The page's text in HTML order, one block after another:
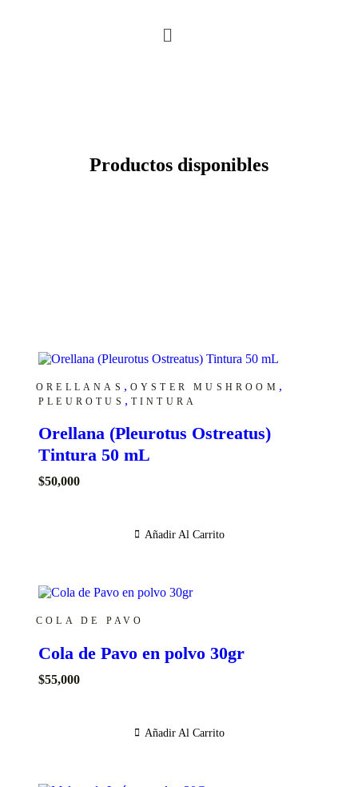
Menú
Productos disponibles
ORELLANAS , OYSTER MUSHROOM ,
PLEUROTUS , TINTURA
Orellana (Pleurotus Ostreatus)
Tintura 50 mL
$50,000
Añadir Al Carrito
COLA DE PAVO
Cola de Pavo en polvo 30gr
$55,000
Añadir Al Carrito